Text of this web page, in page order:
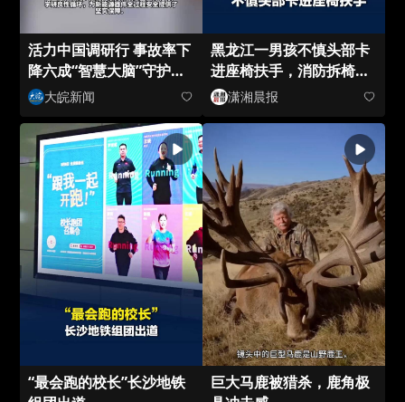
活力中国调研行 事故率下
降六成“智慧大脑”守护城
市安全 #媒体原创
大皖新闻
黑龙江一男孩不慎头部卡
进座椅扶手，消防拆椅救
援潇湘晨报
“最会跑的校长”长沙地铁
巨大马鹿被猎杀，鹿角极